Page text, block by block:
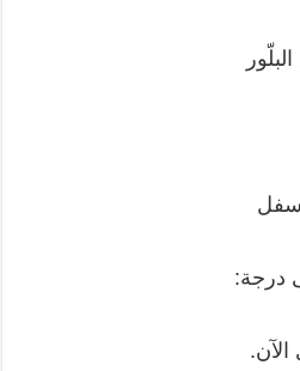
درجة: